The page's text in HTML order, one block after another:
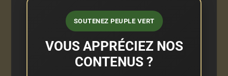
SOUTENEZ PEUPLE VERT
VOUS APPRÉCIEZ NOS
CONTENUS ?